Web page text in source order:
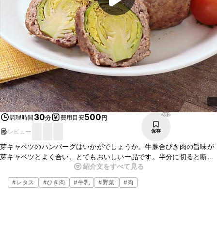
調理時間 30分 費用目安500円
レビュー
262
保存
芽キャベツのハンバーグはいかがでしょうか。牛豚合びき肉の旨味が
芽キャベツとよく合い、とてもおいしい一品です。半分に切ると断面
に見える芽キャベツが可愛らしいので、おもてなしなどにもおすすめ
ですよ。簡単に作れますので、ぜひお試しください。
紹介文をすべて見る
#レタス #ひき肉 #牛乳 #野菜 #肉